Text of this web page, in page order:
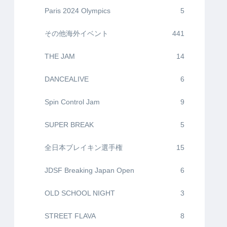
Paris 2024 Olympics 5
その他海外イベント 441
THE JAM 14
DANCEALIVE 6
Spin Control Jam 9
SUPER BREAK 5
全日本ブレイキン選手権 15
JDSF Breaking Japan Open 6
OLD SCHOOL NIGHT 3
STREET FLAVA 8